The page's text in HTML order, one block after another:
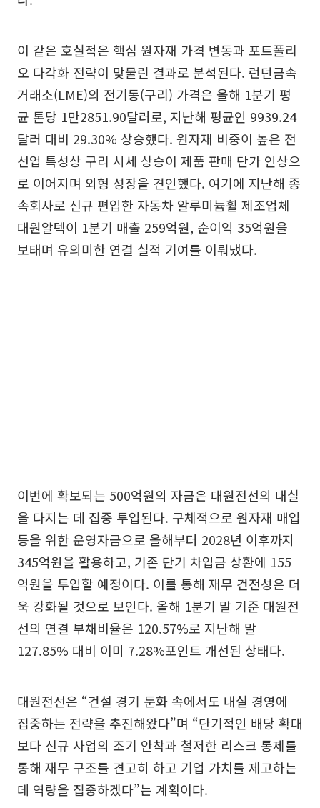
이 같은 호실적은 핵심 원자재 가격 변동과 포트폴리
오 다각화 전략이 맞물린 결과로 분석된다. 런던금속
거래소(LME)의 전기동(구리) 가격은 올해 1분기 평
균 톤당 1만2851.90달러로, 지난해 평균인 9939.24
달러 대비 29.30% 상승했다. 원자재 비중이 높은 전
선업 특성상 구리 시세 상승이 제품 판매 단가 인상으
로 이어지며 외형 성장을 견인했다. 여기에 지난해 종
속회사로 신규 편입한 자동차 알루미늄휠 제조업체
대원알텍이 1분기 매출 259억원, 순이익 35억원을
보태며 유의미한 연결 실적 기여를 이뤄냈다.
이번에 확보되는 500억원의 자금은 대원전선의 내실
을 다지는 데 집중 투입된다. 구체적으로 원자재 매입
등을 위한 운영자금으로 올해부터 2028년 이후까지
345억원을 활용하고, 기존 단기 차입금 상환에 155
억원을 투입할 예정이다. 이를 통해 재무 건전성은 더
욱 강화될 것으로 보인다. 올해 1분기 말 기준 대원전
선의 연결 부채비율은 120.57%로 지난해 말
127.85% 대비 이미 7.28%포인트 개선된 상태다.
대원전선은 “건설 경기 둔화 속에서도 내실 경영에
집중하는 전략을 추진해왔다”며 “단기적인 배당 확대
보다 신규 사업의 조기 안착과 철저한 리스크 통제를
통해 재무 구조를 견고히 하고 기업 가치를 제고하는
데 역량을 집중하겠다”는 계획이다.